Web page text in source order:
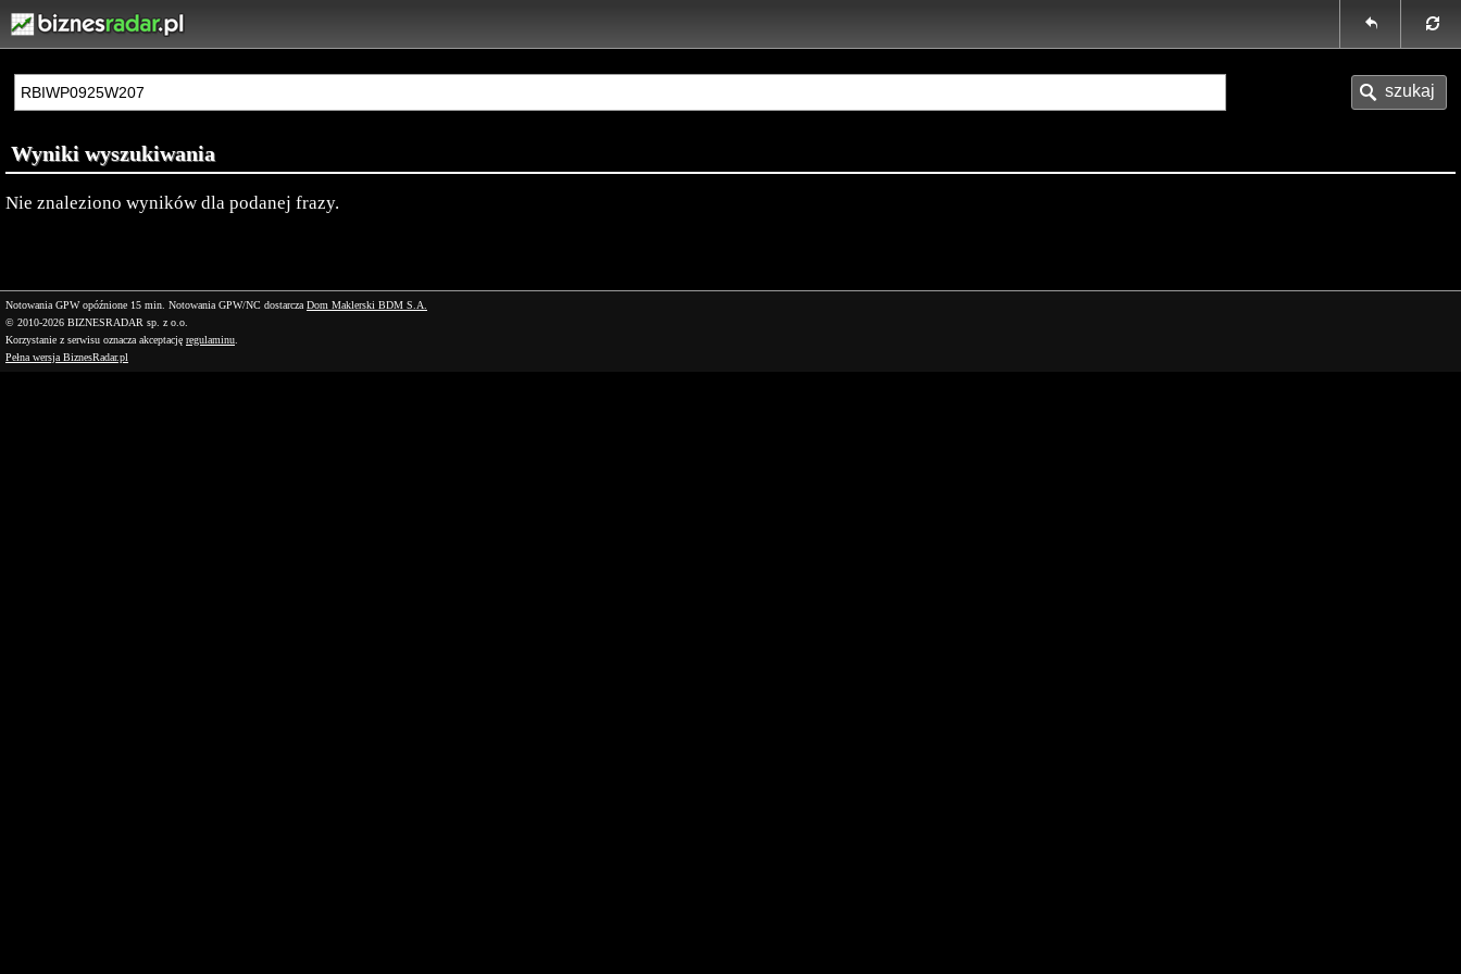
Wyniki wyszukiwania
Nie znaleziono wyników dla podanej frazy.
Notowania GPW opóźnione 15 min. Notowania GPW/NC dostarcza Dom Maklerski BDM S.A.
© 2010-2026 BIZNESRADAR sp. z o.o.
Korzystanie z serwisu oznacza akceptację regulaminu
Pełna wersja BiznesRadar.pl